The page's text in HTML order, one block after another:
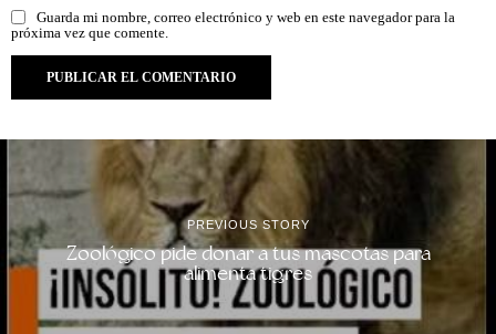
Guarda mi nombre, correo electrónico y web en este navegador para la
próxima vez que comente.
PREVIOUS STORY
Zoológico pide donar a tus mascotas para
alimenta tigres